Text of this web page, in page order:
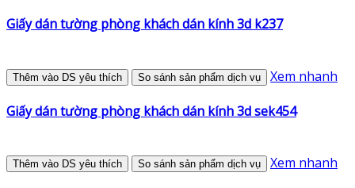
Giấy dán tường phòng khách dán kính 3d k237
Thêm vào DS yêu thích So sánh sản phẩm dịch vụ Xem nhanh
Giấy dán tường phòng khách dán kính 3d sek454
Thêm vào DS yêu thích So sánh sản phẩm dịch vụ Xem nhanh